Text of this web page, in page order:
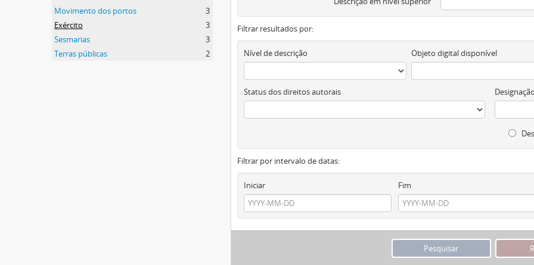
Movimento dos portos
3
Exército
3
Sesmarias
3
Terras públicas
2
Filtrar resultados por:
Nível de descrição Objeto digital disponível
Status dos direitos autorais
Filtrar por intervalo de datas:
Iniciar Fim